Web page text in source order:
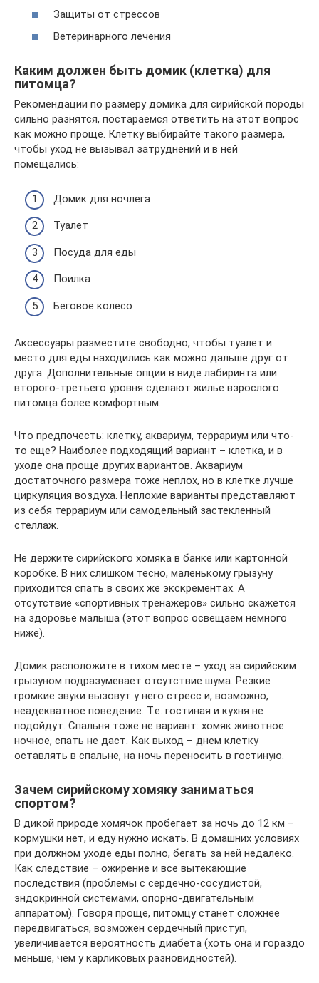
Защиты от стрессов
Ветеринарного лечения
Каким должен быть домик (клетка) для
питомца?
Рекомендации по размеру домика для сирийской породы
сильно разнятся, постараемся ответить на этот вопрос
как можно проще. Клетку выбирайте такого размера,
чтобы уход не вызывал затруднений и в ней
помещались:
Домик для ночлега
Туалет
Посуда для еды
Поилка
Беговое колесо
Аксессуары разместите свободно, чтобы туалет и
место для еды находились как можно дальше друг от
друга. Дополнительные опции в виде лабиринта или
второго-третьего уровня сделают жилье взрослого
питомца более комфортным.
Что предпочесть: клетку, аквариум, террариум или что-
то еще? Наиболее подходящий вариант – клетка, и в
уходе она проще других вариантов. Аквариум
достаточного размера тоже неплох, но в клетке лучше
циркуляция воздуха. Неплохие варианты представляют
из себя террариум или самодельный застекленный
стеллаж.
Не держите сирийского хомяка в банке или картонной
коробке. В них слишком тесно, маленькому грызуну
приходится спать в своих же экскрементах. А
отсутствие «спортивных тренажеров» сильно скажется
на здоровье малыша (этот вопрос освещаем немного
ниже).
Домик расположите в тихом месте – уход за сирийским
грызуном подразумевает отсутствие шума. Резкие
громкие звуки вызовут у него стресс и, возможно,
неадекватное поведение. Т.е. гостиная и кухня не
подойдут. Спальня тоже не вариант: хомяк животное
ночное, спать не даст. Как выход – днем клетку
оставлять в спальне, на ночь переносить в гостиную.
Зачем сирийскому хомяку заниматься
спортом?
В дикой природе хомячок пробегает за ночь до 12 км –
кормушки нет, и еду нужно искать. В домашних условиях
при должном уходе еды полно, бегать за ней недалеко.
Как следствие – ожирение и все вытекающие
последствия (проблемы с сердечно-сосудистой,
эндокринной системами, опорно-двигательным
аппаратом). Говоря проще, питомцу станет сложнее
передвигаться, возможен сердечный приступ,
увеличивается вероятность диабета (хоть она и гораздо
меньше, чем у карликовых разновидностей).